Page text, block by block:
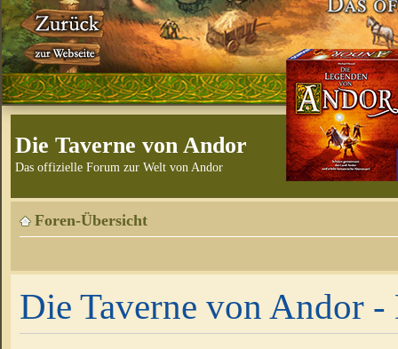
Die Taverne von Andor
Das offizielle Forum zur Welt von Andor
Foren-Übersicht
Die Taverne von Andor